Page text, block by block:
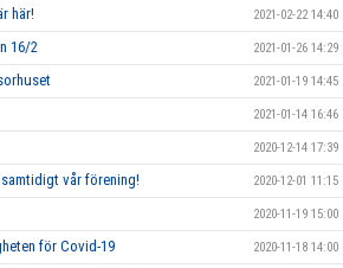
här! 2021-02-22 14:40
16/2 2021-01-26 14:29
2021-01-19 14:45
2021-01-14 16:46
2020-12-14 17:39
vår förening! 2020-12-01 11:15
2020-11-19 15:00
för Covid-19 2020-11-18 14:00